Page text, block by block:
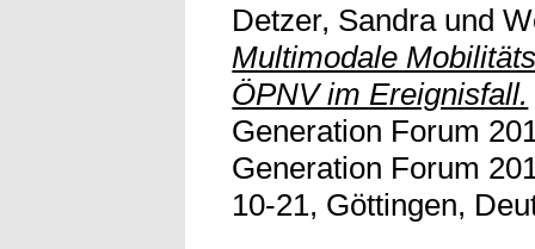
Detzer, Sandraund
Multimodale
ÖPNV im Ereignisfall.
Generation Forum
Generation Forum
10-21, Göttingen,